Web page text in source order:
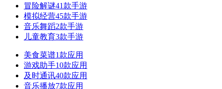
冒险解谜41款手游
模拟经营45款手游
音乐舞蹈2款手游
儿童教育3款手游
美食菜谱1款应用
游戏助手10款应用
及时通讯40款应用
音乐播放7款应用